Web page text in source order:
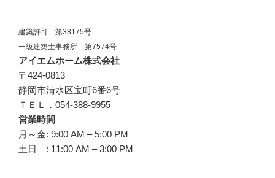
建築許可 第38175号
一級建築士事務所 第7574号
アイエムホーム株式会社
〒424-0813
静岡市清水区宝町6番6号
ＴＥＬ．054-388-9955
営業時間
月～金: 9:00 AM – 5:00 PM
土日 : 11:00 AM – 3:00 PM